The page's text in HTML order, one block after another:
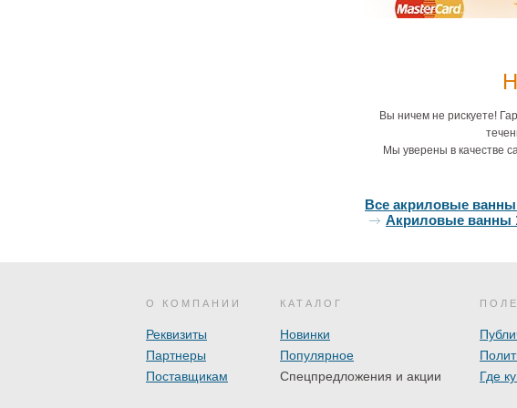
Вы ничем не рискуете!
Мы уверены в качестве
Все акриловые ванны
Акриловые ванны
О КОМПАНИИ
Реквизиты
Партнеры
Поставщикам
КАТАЛОГ
Новинки
Популярное
Спецпредложения и акции
Где